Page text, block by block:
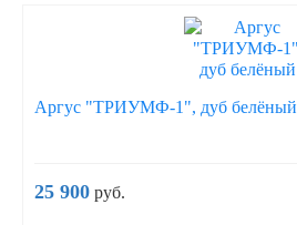
Аргус "ТРИУМФ-1", дуб белёный
25 900 руб.